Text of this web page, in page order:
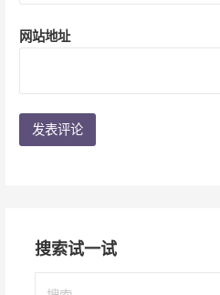
网站地址
搜索试一试